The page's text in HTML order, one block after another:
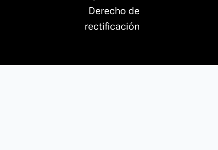
Derecho de
rectificación